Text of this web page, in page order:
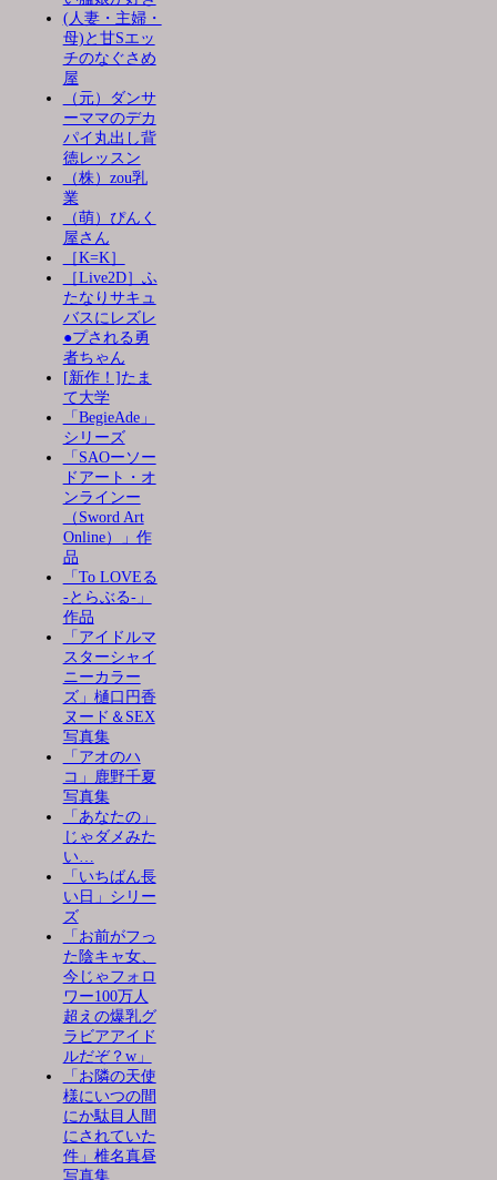
(人妻・主婦・
母)と甘Sエッ
チのなぐさめ
屋
（元）ダンサ
ーママのデカ
パイ丸出し背
徳レッスン
（株）zou乳
業
（萌）ぴんく
屋さん
［K=K］
［Live2D］ふ
たなりサキュ
バスにレズレ
●プされる勇
者ちゃん
[新作！]たま
て大学
「BegieAde」
シリーズ
「SAOーソー
ドアート・オ
ンラインー
（Sword Art
Online）」作
品
「To LOVEる
-とらぶる-」
作品
「アイドルマ
スターシャイ
ニーカラー
ズ」樋口円香
ヌード＆SEX
写真集
「アオのハ
コ」鹿野千夏
写真集
「あなたの」
じゃダメみた
い…
「いちばん長
い日」シリー
ズ
「お前がフっ
た陰キャ女、
今じゃフォロ
ワー100万人
超えの爆乳グ
ラビアアイド
ルだぞ？w」
「お隣の天使
様にいつの間
にか駄目人間
にされていた
件」椎名真昼
写真集